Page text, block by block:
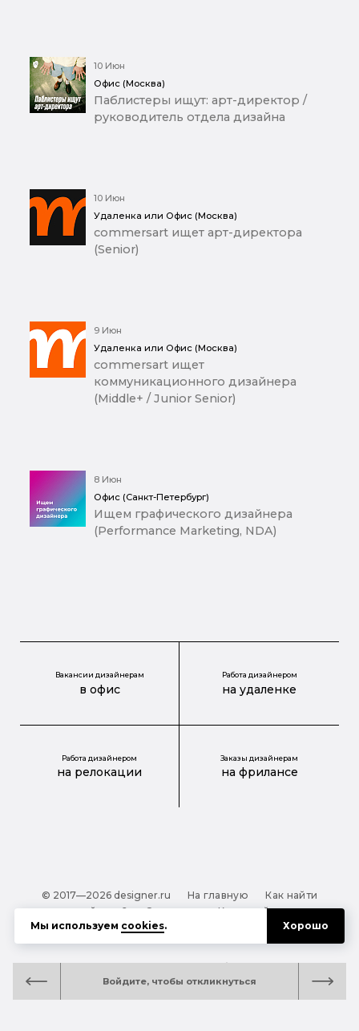
Войдите, чтобы откликнуться
10 Июн
Офис (Москва)
Паблистеры ищут: арт-директор /
руководитель отдела дизайна
10 Июн
Удаленка или Офис (Москва)
commersart ищет арт-директора
(Senior)
9 Июн
Удаленка или Офис (Москва)
commersart ищет
коммуникационного дизайнера
(Middle+ / Junior Senior)
8 Июн
Офис (Санкт-Петербург)
Ищем графического дизайнера
(Performance Marketing, NDA)
Вакансии дизайнерам
в офис
Работа дизайнером
на удаленке
Работа дизайнером
на релокации
Заказы дизайнерам
на фрилансе
© 2017—2026 designer.ru На главную
Как найти
дизайнера?
О проекте
Карта сайта
Обработка персональных данных
Файлы cookie
руководство для тех, кто заказывает дизайн
Мы используем cookies. Хорошо